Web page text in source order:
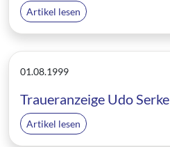
Artikel lesen
01.08.1999
Traueranzeige Udo Serke
Artikel lesen